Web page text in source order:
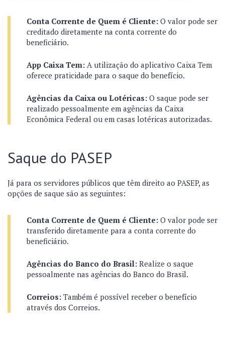
Conta Corrente de Quem é Cliente: O valor pode ser
creditado diretamente na conta corrente do
beneficiário.
App Caixa Tem: A utilização do aplicativo Caixa Tem
oferece praticidade para o saque do benefício.
Agências da Caixa ou Lotéricas: O saque pode ser
realizado pessoalmente em agências da Caixa
Econômica Federal ou em casas lotéricas autorizadas.
Saque do PASEP
Já para os servidores públicos que têm direito ao PASEP, as
opções de saque são as seguintes:
Conta Corrente de Quem é Cliente: O valor pode ser
transferido diretamente para a conta corrente do
beneficiário.
Agências do Banco do Brasil: Realize o saque
pessoalmente nas agências do Banco do Brasil.
Correios: Também é possível receber o benefício
através dos Correios.